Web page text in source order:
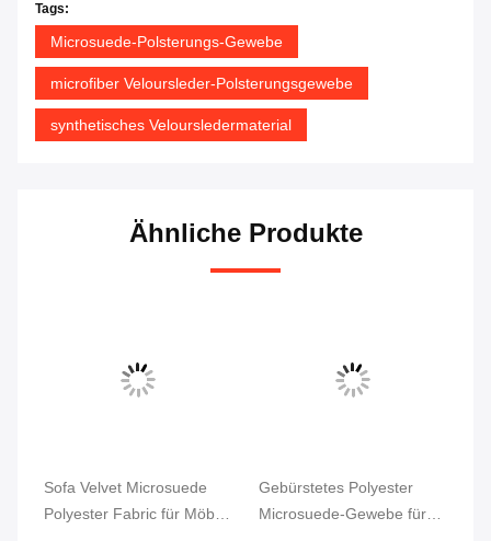
Tags:
Microsuede-Polsterungs-Gewebe
microfiber Veloursleder-Polsterungsgewebe
synthetisches Veloursledermaterial
Ähnliche Produkte
Sofa Velvet Microsuede
Polyester Fabric für Möbel-
Gebürstetes Polyester
Microsuede-Gewebe für